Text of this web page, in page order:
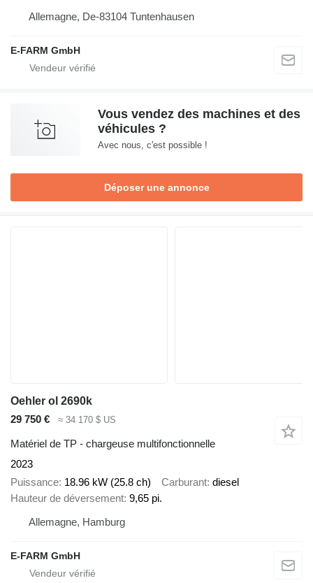
Allemagne, De-83104 Tuntenhausen
E-FARM GmbH
Vous vendez des machines et des
véhicules ?
Avec nous, c'est possible !
Déposer une annonce
Oehler ol 2690k
29 750 €
≈ 34 170 $ US
Matériel de TP - chargeuse multifonctionnelle
2023
Puissance 18.96 kW (25.8 ch) Carburant diesel
Hauteur de déversement 9,65 pi.
Allemagne, Hamburg
E-FARM GmbH